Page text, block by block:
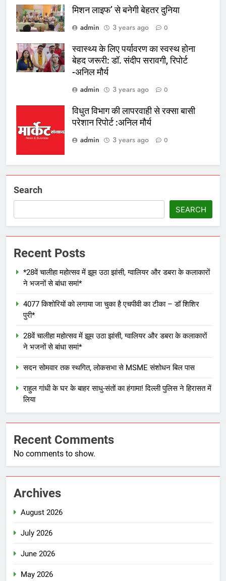
मिशन लाइफ’ से बनेगी बेहतर दुनिया
admin
3 years ago 0
स्वास्थ्य के लिए पर्यावरण का स्वस्थ होना
बेहद जरूरी: डॉ. संदीप सरावगी, रिपोर्ट
-अनिल मौर्य
admin
3 years ago 0
विधुत विभाग की लापरवाही से रक्सा बासी
परेशान रिपोर्ट :अनिल मौर्य
admin
3 years ago 0
Search
SEARCH
Recent Posts
*28वें चालीहा महोत्सव में झूम उठा झांसी, ग्वालियर और डबरा के कलाकारों
ने भजनों से बांधा समां*
4077 किशोरियों को लगाया जा चुका है एचपीवी का टीका – डॉ शिशिर
पुरी*
28वें चालीहा महोत्सव में झूम उठा झांसी, ग्वालियर और डबरा के कलाकारों
ने भजनों से बांधा समां*
सदन सोमवार तक स्थगित, लोकसभा से MSME संशोधन बिल पास
राहुल गांधी के घर के बाहर साधु-संतों का हंगामा! दिल्ली पुलिस ने हिरासत में
लिया
Recent Comments
No comments to show.
Archives
August 2026
July 2026
June 2026
May 2026